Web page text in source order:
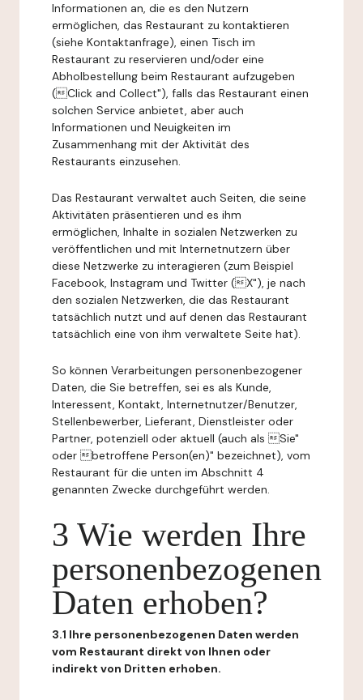
Informationen an, die es den Nutzern
ermöglichen, das Restaurant zu kontaktieren
(siehe Kontaktanfrage), einen Tisch im
Restaurant zu reservieren und/oder eine
Abholbestellung beim Restaurant aufzugeben
(Click and Collect"), falls das Restaurant einen
solchen Service anbietet, aber auch
Informationen und Neuigkeiten im
Zusammenhang mit der Aktivität des
Restaurants einzusehen.
Das Restaurant verwaltet auch Seiten, die seine
Aktivitäten präsentieren und es ihm
ermöglichen, Inhalte in sozialen Netzwerken zu
veröffentlichen und mit Internetnutzern über
diese Netzwerke zu interagieren (zum Beispiel
Facebook, Instagram und Twitter (X"), je nach
den sozialen Netzwerken, die das Restaurant
tatsächlich nutzt und auf denen das Restaurant
tatsächlich eine von ihm verwaltete Seite hat).
So können Verarbeitungen personenbezogener
Daten, die Sie betreffen, sei es als Kunde,
Interessent, Kontakt, Internetnutzer/Benutzer,
Stellenbewerber, Lieferant, Dienstleister oder
Partner, potenziell oder aktuell (auch als Sie"
oder betroffene Person(en)" bezeichnet), vom
Restaurant für die unten im Abschnitt 4
genannten Zwecke durchgeführt werden.
3 Wie werden Ihre
personenbezogenen
Daten erhoben?
3.1 Ihre personenbezogenen Daten werden
vom Restaurant direkt von Ihnen oder
indirekt von Dritten erhoben.